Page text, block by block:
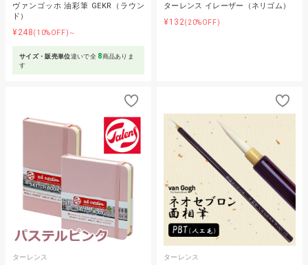
ヴァンゴッホ 油彩筆 GEKR（ラウン
ド）
¥248(10%OFF)～
サイズ・販売単位違いで全 8商品ありま
す
ターレンス イレーザー（ネリゴム）
¥132(20%OFF)
ターレンス ターレンス